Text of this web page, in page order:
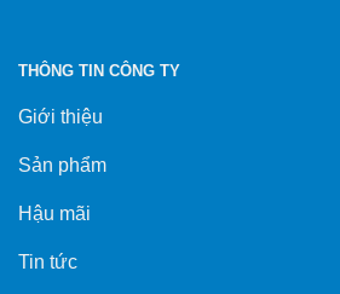
THÔNG TIN CÔNG TY
Giới thiệu
Sản phẩm
Hậu mãi
Tin tức